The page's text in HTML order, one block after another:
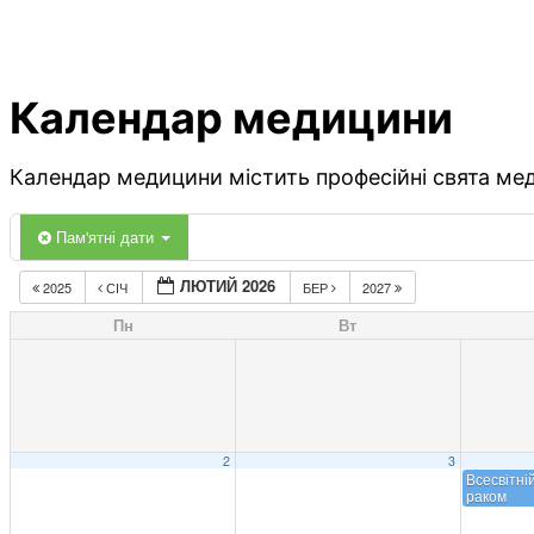
Календар медицини
Календар медицини містить професійні свята
Пам'ятні дати
2025 СІЧ ЛЮТИЙ 2026 БЕР 2027
Пн Вт
2 3
раком